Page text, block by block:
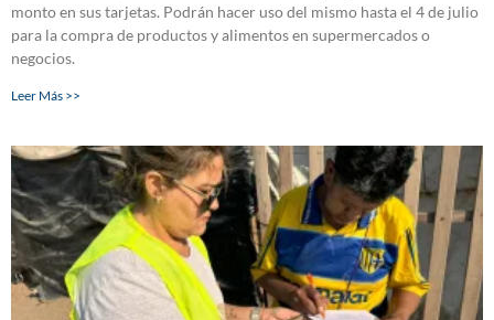
monto en sus tarjetas. Podrán hacer uso del mismo hasta el 4 de julio
para la compra de productos y alimentos en supermercados o
negocios.
Leer Más >>